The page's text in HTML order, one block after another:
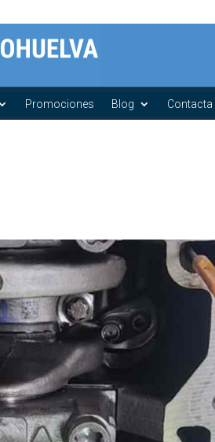
Promociones Blog Contacta